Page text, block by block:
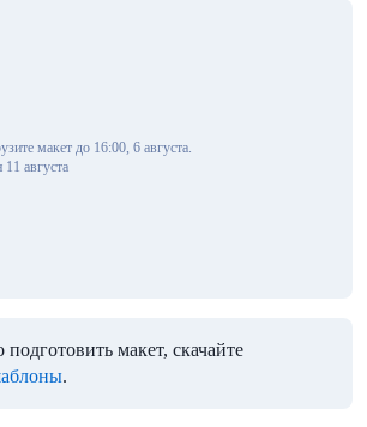
макет до 16:00, 6 августа.
11 августа
макет, скачайте
.